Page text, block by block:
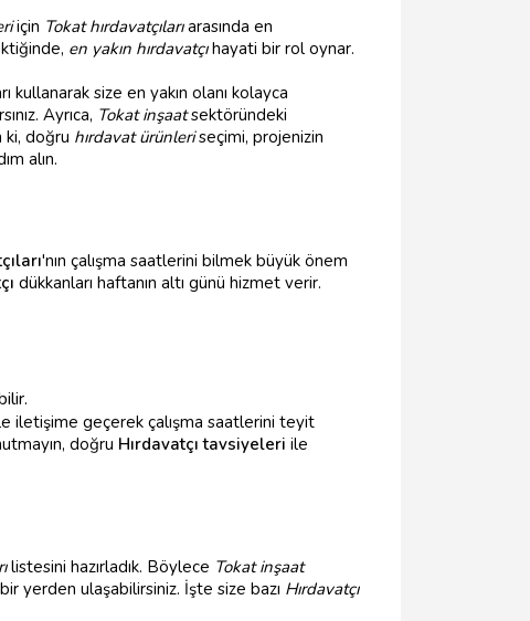
için Tokat hırdavatçılarıarasında en
en yakın hırdavatçıhayati bir rol oynar.
kullanarak size en yakın olanı kolayca
Ayrıca, Tokat inşaatsektöründeki
ki, doğru hırdavat ürünleriseçimi, projenizin
alın.
'nın çalışma saatlerini bilmek büyük önem
dükkanları haftanın altı günü hizmet verir.
iletişime geçerek çalışma saatlerini teyit
doğru Hırdavatçı tavsiyeleri ile
listesini hazırladık. Böylece Tokat inşaat
yerden ulaşabilirsiniz. İşte size bazı Hırdavatçı